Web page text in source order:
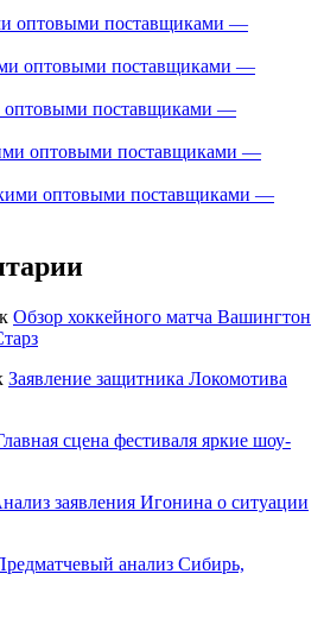
оптовыми поставщиками —
оптовыми поставщиками —
оптовыми поставщиками —
оптовыми поставщиками —
оптовыми поставщиками —
к Обзор хоккейного матча Вашингтон
Заявление защитника Локомотива
сцена фестиваля яркие шоу-
заявления Игонина о ситуации
анализ Сибирь,